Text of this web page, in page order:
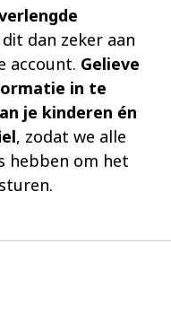
dit dan zeker aan
account. Gelieve
in te
je kinderen én
, zodat we alle
hebben om het